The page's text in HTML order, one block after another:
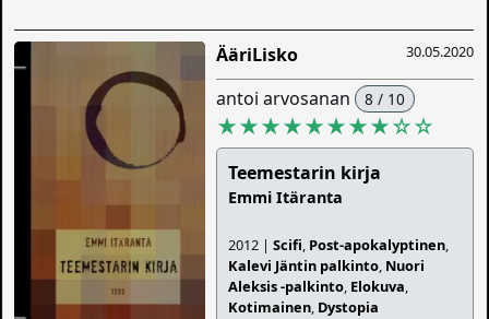
30.05.2020
ÄäriLisko
antoi arvosanan 8 / 10
★★★★★★★★☆☆
Teemestarin kirja
Emmi Itäranta
2012 |Scifi, Post-apokalyptinen,
Kalevi Jäntin palkinto, Nuori
Aleksis -palkinto, Elokuva,
Kotimainen, Dystopia